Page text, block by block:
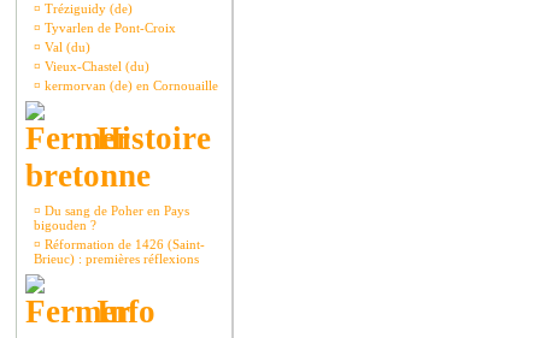
¤ Tréziguidy (de)
¤ Tyvarlen de Pont-Croix
¤ Val (du)
¤ Vieux-Chastel (du)
¤ kermorvan (de) en Cornouaille
Histoire
bretonne
¤ Du sang de Poher en Pays
bigouden ?
¤ Réformation de 1426 (Saint-
Brieuc) : premières réflexions
Info